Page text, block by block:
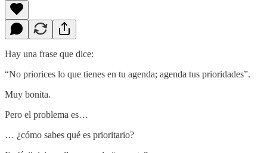
Hay una frase que dice:
“No priorices lo que tienes en tu agenda; agenda tus prioridades”.
Muy bonita.
Pero el problema es…
… ¿cómo sabes qué es prioritario?